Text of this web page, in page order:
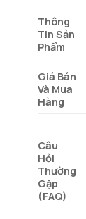
Thông
Tin Sản
Phẩm
Giá Bán
Và Mua
Hàng
Câu
Hỏi
Thường
Gặp
(FAQ)